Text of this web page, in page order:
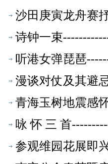
沙田庚寅龙舟赛
诗钟一束
听港女弹琵琶
漫谈对仗及其避
青海玉树地震感
咏 怀 三 首
参观维园花展即